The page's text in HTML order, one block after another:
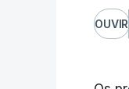
OUVIR